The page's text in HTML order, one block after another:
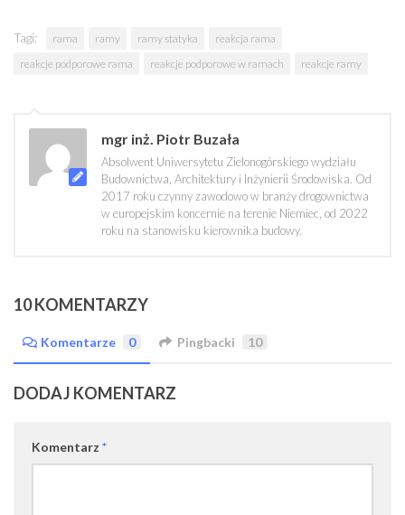
Tagi: rama ramy ramy statyka
reakcja rama
reakcje podporowe rama
reakcje podporowe w ramach reakcje ramy
mgr inż. Piotr Buzała
Absolwent Uniwersytetu Zielonogórskiego wydziału
Budownictwa, Architektury i Inżynierii Środowiska. Od
2017 roku czynny zawodowo w branży drogownictwa
w europejskim koncernie na terenie Niemiec, od 2022
roku na stanowisku kierownika budowy.
10 KOMENTARZY
Komentarze 0 Pingbacki 10
DODAJ KOMENTARZ
Komentarz *